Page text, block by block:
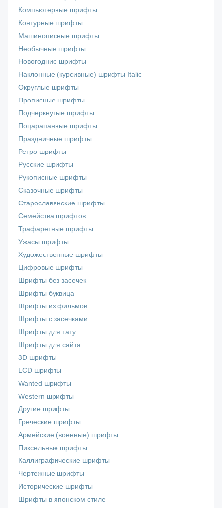
Компьютерные шрифты
Контурные шрифты
Машинописные шрифты
Необычные шрифты
Новогодние шрифты
Наклонные (курсивные) шрифты Italic
Округлые шрифты
Прописные шрифты
Подчеркнутые шрифты
Поцарапанные шрифты
Праздничные шрифты
Ретро шрифты
Русские шрифты
Рукописные шрифты
Сказочные шрифты
Старославянские шрифты
Семейства шрифтов
Трафаретные шрифты
Ужасы шрифты
Художественные шрифты
Цифровые шрифты
Шрифты без засечек
Шрифты буквица
Шрифты из фильмов
Шрифты с засечками
Шрифты для тату
Шрифты для сайта
3D шрифты
LCD шрифты
Wanted шрифты
Western шрифты
Другие шрифты
Греческие шрифты
Армейские (военные) шрифты
Пиксельные шрифты
Каллиграфические шрифты
Чертежные шрифты
Исторические шрифты
Шрифты в японском стиле